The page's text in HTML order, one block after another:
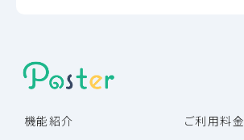
機能紹介 ご利用料金